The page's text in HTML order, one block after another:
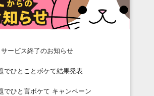
ービス終了のお知らせ
でひとことボケて結果発表
でひと言ボケて キャンペーン